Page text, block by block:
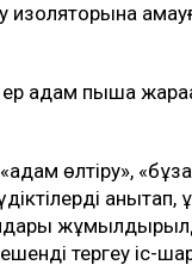
изоляторына
адам пышақ
өлтіру»,
тергеу іс-